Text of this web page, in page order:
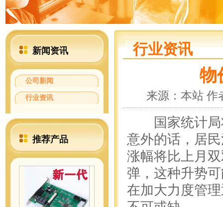
新闻资讯
公司新闻
行业资讯
推荐产品
行业资讯
物
来源：本站
国家统计局
意外的话，居
涨幅将比上月
弹，这种升势
在加大力度管